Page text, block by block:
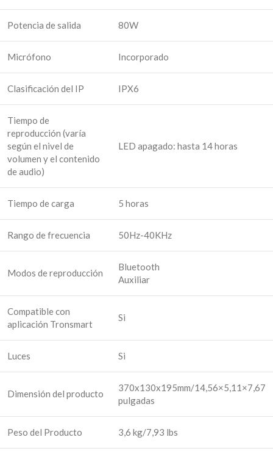
Potencia de salida 80W
Micrófono Incorporado
Clasificación del IP IPX6
Tiempo de
reproducción (varía
según el nivel de
volumen y el contenido
de audio)
LED apagado: hasta 14 horas
Tiempo de carga 5 horas
Rango de frecuencia 50Hz-40KHz
Modos de reproducción
Bluetooth
Auxiliar
Compatible con
aplicación Tronsmart
Si
Luces Si
Dimensión del producto
370x130x195mm/14,56×5,11×7,67
pulgadas
Peso del Producto 3,6 kg/7,93 lbs